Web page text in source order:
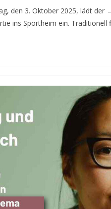
den 3. Oktober 2025, lädt der
ins Sportheim ein. Traditionell